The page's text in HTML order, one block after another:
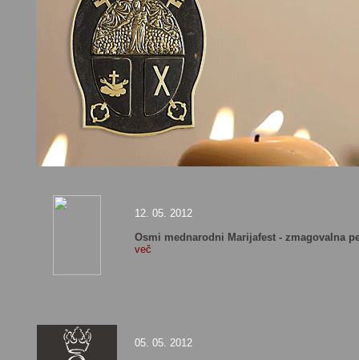
12. 05. 2012
Osmi mednarodni Marijafest - zmagovalna
več
05. 05. 2012